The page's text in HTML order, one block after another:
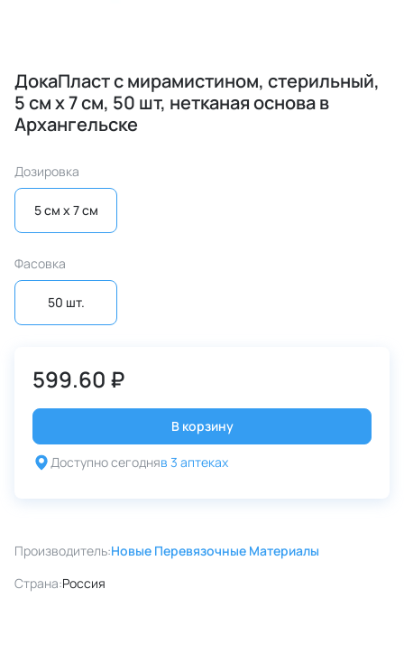
ДокаПласт с мирамистином, стерильный,
5 см х 7 см, 50 шт, нетканая основа в
Архангельске
Дозировка
5 см x 7 см
Фасовка
50 шт.
599.60 ₽
В корзину
Доступно сегодняв 3 аптеках
Производитель:Новые Перевязочные Материалы
Страна:Россия